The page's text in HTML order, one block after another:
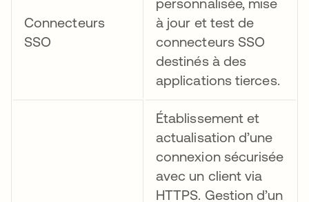
Connecteurs
SSO
à jour et test de
connecteurs SSO
destinés à des
applications tierces.
Établissement et
actualisation d’une
connexion sécurisée
avec un client via
HTTPS. Gestion d’un